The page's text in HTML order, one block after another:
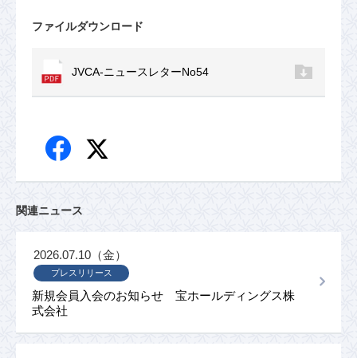
ファイルダウンロード
JVCA-ニュースレターNo54
関連ニュース
新規会員入会のお知らせ 宝ホールディングス株
式会社
プレスリリース
2026.07.10（金）